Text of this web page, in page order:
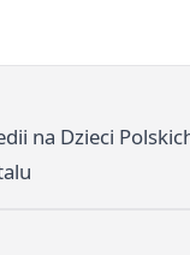
na Dzieci